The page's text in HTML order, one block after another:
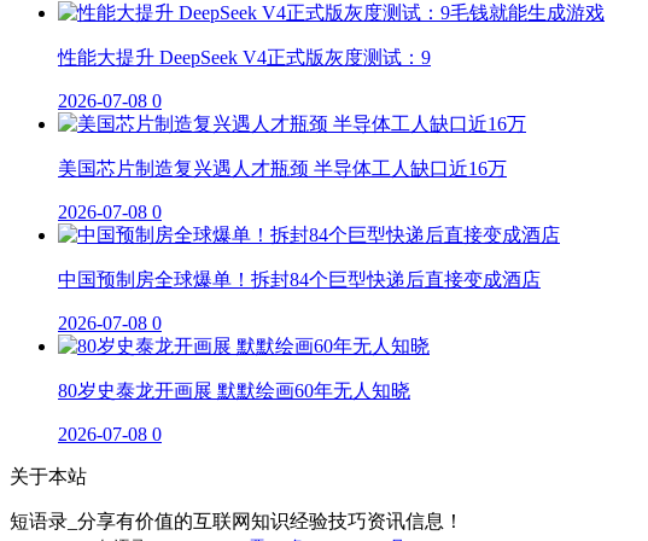
性能大提升 DeepSeek V4正式版灰度测试：9
2026-07-08 0
美国芯片制造复兴遇人才瓶颈 半导体工人缺口近16万
2026-07-08 0
中国预制房全球爆单！拆封84个巨型快递后直接变成酒店
2026-07-08 0
80岁史泰龙开画展 默默绘画60年无人知晓
2026-07-08 0
关于本站
短语录_分享有价值的互联网知识经验技巧资讯信息！